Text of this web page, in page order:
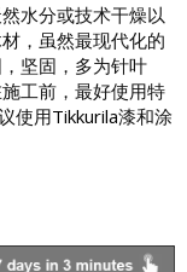
水分或技术干燥以
，虽然最现代化的
坚固，多为针叶
工前，最好使用特
使用Tikkurila漆和涂